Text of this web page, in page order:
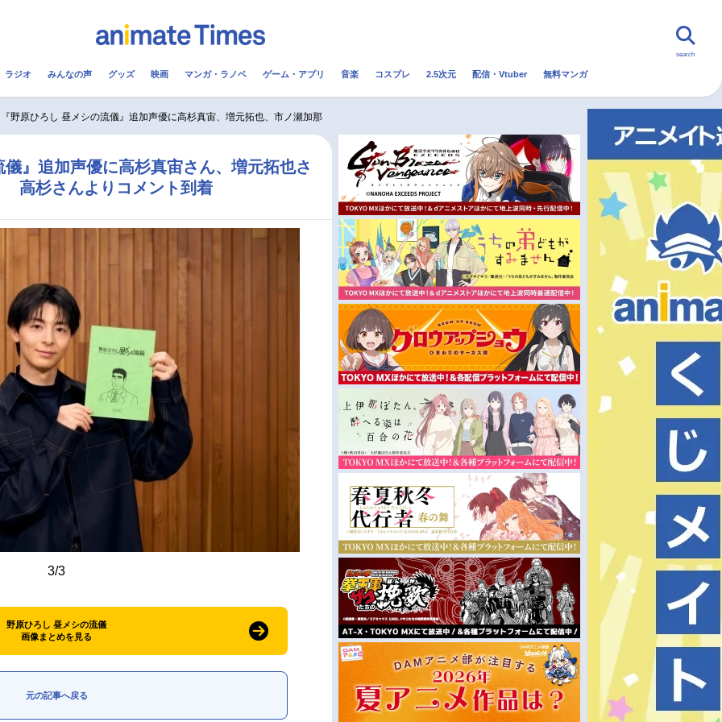
コスプレ 2.5次元 配信・Vtuber トレンド 無料マンガ
実写化映画一覧
男性声優/女性声優一覧
今期アニメ曜日別一覧 秋アニメ
冬アニメ
search
ラジオ みんなの声 グッズ 映画 マンガ・ラノベ ゲーム・アプリ 音楽 コスプレ 2.5次元 配信・Vtuber 無料マンガ
『野原ひろし 昼メシの流儀』追加声優に高杉真宙、増元拓也、市ノ瀬加那
』追加声優に高杉真宙さん、増元拓也さ
高杉さんよりコメント到着
3/3
野原ひろし 昼メシの流儀
画像まとめを見る
元の記事へ戻る